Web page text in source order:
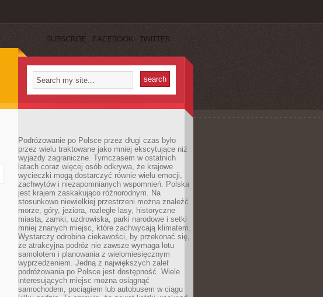
SUBSCRIBE FACEBOOK TWITTER
Podróżowanie po Polsce przez długi czas było
przez wielu traktowane jako mniej ekscytujące niż
wyjazdy zagraniczne. Tymczasem w ostatnich
latach coraz więcej osób odkrywa, że krajowe
wycieczki mogą dostarczyć równie wielu emocji,
zachwytów i niezapomnianych wspomnień. Polska
jest krajem zaskakująco różnorodnym. Na
stosunkowo niewielkiej przestrzeni można znaleźć
morze, góry, jeziora, rozległe lasy, historyczne
miasta, zamki, uzdrowiska, parki narodowe i setki
mniej znanych miejsc, które zachwycają klimatem.
Wystarczy odrobina ciekawości, by przekonać się,
że atrakcyjna podróż nie zawsze wymaga lotu
samolotem i planowania z wielomiesięcznym
wyprzedzeniem. Jedną z największych zalet
podróżowania po Polsce jest dostępność. Wiele
interesujących miejsc można osiągnąć
samochodem, pociągiem lub autobusem w ciągu